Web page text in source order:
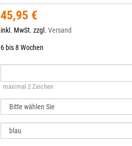
45,95 €
inkl. MwSt. zzgl.Versand
6 bis 8 Wochen
maximal 2 Zeichen